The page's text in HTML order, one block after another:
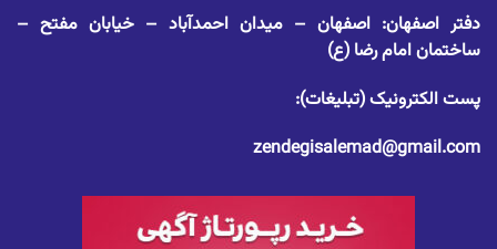
دفتر اصفهان: اصفهان – میدان احمدآباد – خیابان مفتح –
ساختمان امام رضا (ع)
پست الکترونیک (تبلیغات):
zendegisalemad@gmail.com